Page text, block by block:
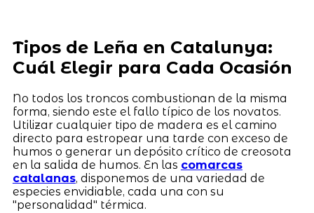
Tipos de Leña en Catalunya:
Cuál Elegir para Cada Ocasión
No todos los troncos combustionan de la misma
forma, siendo este el fallo típico de los novatos.
Utilizar cualquier tipo de madera es el camino
directo para estropear una tarde con exceso de
humos o generar un depósito crítico de creosota
en la salida de humos. En las comarcas
catalanas, disponemos de una variedad de
especies envidiable, cada una con su
"personalidad" térmica.